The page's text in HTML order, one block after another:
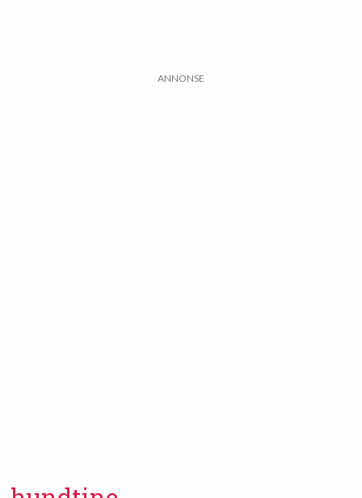
ANNONSE